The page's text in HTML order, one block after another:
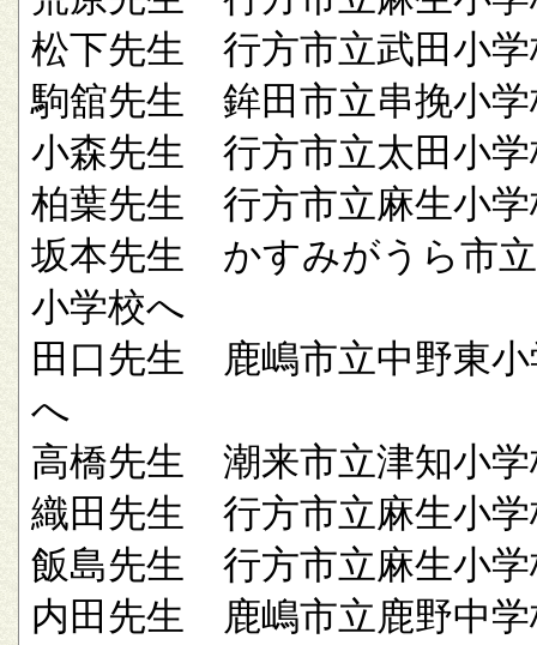
松下先生 行方市立武田小学
駒舘先生 鉾田市立串挽小学
小森先生 行方市立太田小学
柏葉先生 行方市立麻生小学
坂本先生 かすみがうら市
小学校へ
田口先生 鹿嶋市立中野東小
へ
高橋先生 潮来市立津知小学
織田先生 行方市立麻生小学
飯島先生 行方市立麻生小学
内田先生 鹿嶋市立鹿野中学